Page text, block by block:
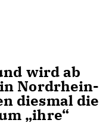
wird ab
Nordrhein-
diesmal die
„ihre“